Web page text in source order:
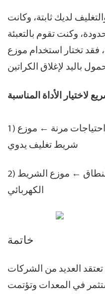
لديك ثابتة، وكانت
وكنت تقوم بالتعبئة
فقد تختار استخدام موزع
1) عمليات صغيرة النطاق / احتياجات مرنة ← موزع
شريط تغليف يدوي
2) خطوط التجميع واسعة النطاق ← موزع الشريط
الكهربائي
خاتمة
العديد من الشركات
في المعدات وتؤتمت